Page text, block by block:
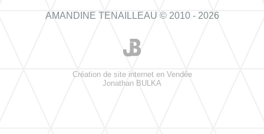
AMANDINE TENAILLEAU © 2010 - 2026
Création de site internet en Vendée
Jonathan BULKA